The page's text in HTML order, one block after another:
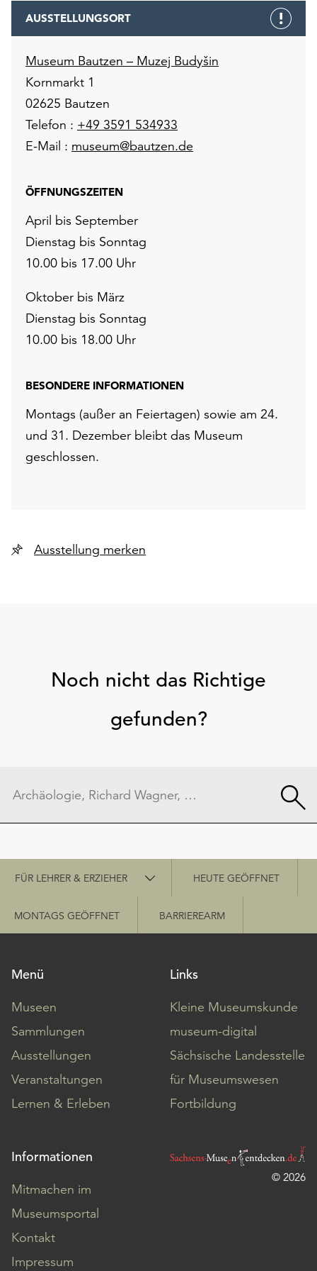
AUSSTELLUNGSORT
Museum Bautzen – Muzej Budyšin
Kornmarkt 1
02625 Bautzen
Telefon : +49 3591 534933
E-Mail : museum@bautzen.de
ÖFFNUNGSZEITEN
April bis September
Dienstag bis Sonntag
10.00 bis 17.00 Uhr
Oktober bis März
Dienstag bis Sonntag
10.00 bis 18.00 Uhr
BESONDERE INFORMATIONEN
Montags (außer an Feiertagen) sowie am 24.
und 31. Dezember bleibt das Museum
geschlossen.
Ausstellung merken
Noch nicht das Richtige
gefunden?
Schnellzugriff
FÜR LEHRER & ERZIEHER HEUTE GEÖFFNET
MONTAGS GEÖFFNET BARRIEREARM
Menü
Museen
Sammlungen
Ausstellungen
Veranstaltungen
Lernen & Erleben
Links
Kleine Museumskunde
museum-digital
Sächsische Landesstelle
für Museumswesen
Fortbildung
Informationen
Mitmachen im
Museumsportal
Kontakt
Impressum
© 2026